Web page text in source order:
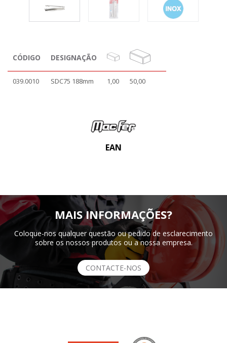
CÓDIGO DESIGNAÇÃO
039.0010 SDC75 188mm 1,00 50,00
EAN
MAIS INFORMAÇÕES?
Coloque-nos qualquer questão ou pedido de esclarecimento
sobre os nossos produtos ou a nossa empresa.
CONTACTE-NOS